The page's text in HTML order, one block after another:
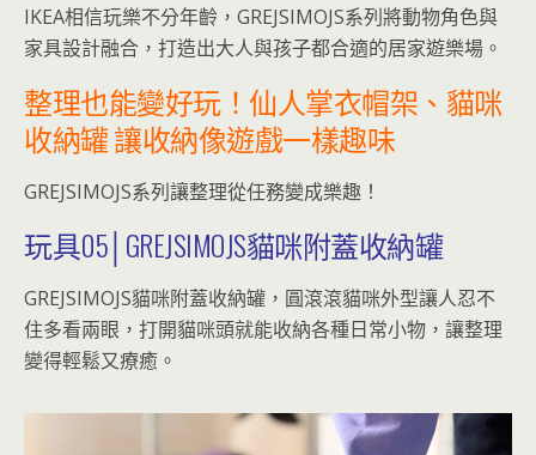
IKEA相信玩樂不分年齡，GREJSIMOJS系列將動物角色與
家具設計融合，打造出大人與孩子都合適的居家遊樂場。
整理也能變好玩！仙人掌衣帽架、貓咪
收納罐 讓收納像遊戲一樣趣味
GREJSIMOJS系列讓整理從任務變成樂趣！
玩具05│GREJSIMOJS貓咪附蓋收納罐
GREJSIMOJS貓咪附蓋收納罐，圓滾滾貓咪外型讓人忍不
住多看兩眼，打開貓咪頭就能收納各種日常小物，讓整理
變得輕鬆又療癒。